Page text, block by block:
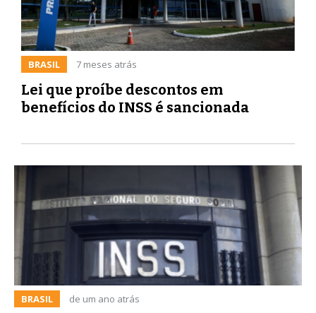
BRASIL 7 meses atrás
Lei que proíbe descontos em
benefícios do INSS é sancionada
BRASIL de um ano atrás